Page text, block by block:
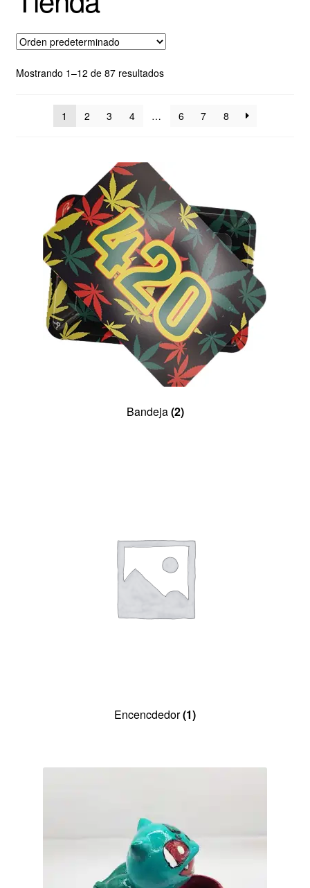
Tienda
Contáctenos
Mostrando 1–12 de 87 resultados
1 2 3 4 … 6 7 8
Bandeja(2)
Encencdedor(1)